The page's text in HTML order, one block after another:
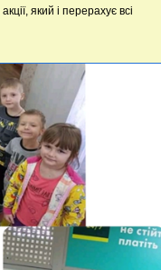
який і перерахує всі